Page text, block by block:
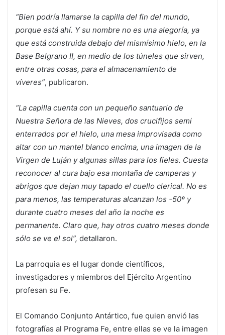
“Bien podría llamarse la capilla del fin del mundo,
porque está ahí. Y su nombre no es una alegoría, ya
que está construida debajo del mismísimo hielo, en la
Base Belgrano II, en medio de los túneles que sirven,
entre otras cosas, para el almacenamiento de
víveres”, publicaron.
“La capilla cuenta con un pequeño santuario de
Nuestra Señora de las Nieves, dos crucifijos semi
enterrados por el hielo, una mesa improvisada como
altar con un mantel blanco encima, una imagen de la
Virgen de Luján y algunas sillas para los fieles. Cuesta
reconocer al cura bajo esa montaña de camperas y
abrigos que dejan muy tapado el cuello clerical. No es
para menos, las temperaturas alcanzan los -50º y
durante cuatro meses del año la noche es
permanente. Claro que, hay otros cuatro meses donde
sólo se ve el sol”, detallaron.
La parroquia es el lugar donde científicos,
investigadores y miembros del Ejército Argentino
profesan su Fe.
El Comando Conjunto Antártico, fue quien envió las
fotografías al Programa Fe, entre ellas se ve la imagen